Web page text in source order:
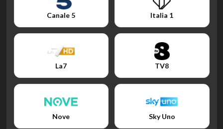
Canale 5 Italia 1
La7 TV8
Nove Sky Uno